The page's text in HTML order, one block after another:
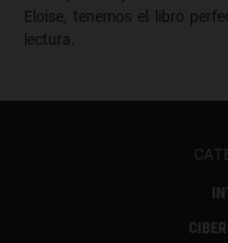
Eloise, tenemos el libro
lectura.